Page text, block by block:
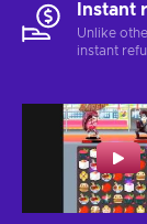
Instant
Unlike
instant